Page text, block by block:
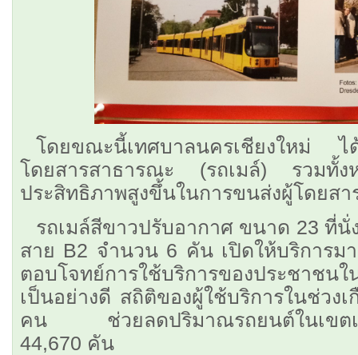
โดยขณะนี้เทศบาลนครเชียงใหม่ ได้
โดยสารสาธารณะ (รถเมล์) รวม
ประสิทธิภาพสูงขึ้นในการขนส่งผู้โดยสา
รถเมล์สีขาวปรับอากาศ ขนาด 23 ที่
สาย B2 จำนวน 6 คัน เปิดให้บริการม
ตอบโจทย์การใช้บริการของประชาชนใ
เป็นอย่างดี สถิติของผู้ใช้บริการในช่วง
คน ช่วยลดปริมาณรถยนต์ในเขตเท
44,670 คัน